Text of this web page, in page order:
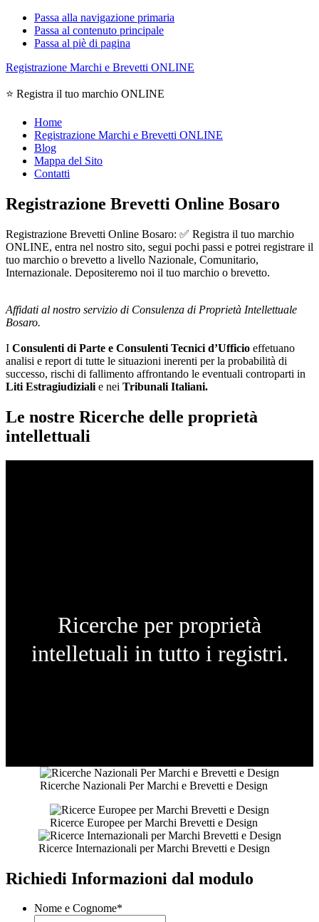
Passa alla navigazione primaria
Passa al contenuto principale
Passa al piè di pagina
Registrazione Marchi e Brevetti ONLINE
⭐ Registra il tuo marchio ONLINE
Home
Registrazione Marchi e Brevetti ONLINE
Blog
Mappa del Sito
Contatti
Registrazione Brevetti Online Bosaro
Registrazione Brevetti Online Bosaro: ✅ Registra il tuo marchio
ONLINE, entra nel nostro sito, segui pochi passi e potrei registrare il
tuo marchio o brevetto a livello Nazionale, Comunitario,
Internazionale. Depositeremo noi il tuo marchio o brevetto.
Affidati al nostro servizio di Consulenza di Proprietà Intellettuale
Bosaro.
I Consulenti di Parte e Consulenti Tecnici d’Ufficio effetuano
analisi e report di tutte le situazioni inerenti per la probabilità di
successo, rischi di fallimento affrontando le eventuali controparti in
Liti Estragiudiziali e nei Tribunali Italiani.
Le nostre Ricerche delle proprietà
intellettuali
Ricerche per proprietà
intelletuali in tutto i registri.
Ricerche Nazionali Per Marchi e Brevetti e Design
Ricerce Europee per Marchi Brevetti e Design
Ricerce Internazionali per Marchi Brevetti e Design
Richiedi Informazioni dal modulo
Nome e Cognome*